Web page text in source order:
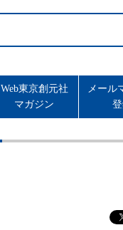
Web東京創元社
マガジン
メール